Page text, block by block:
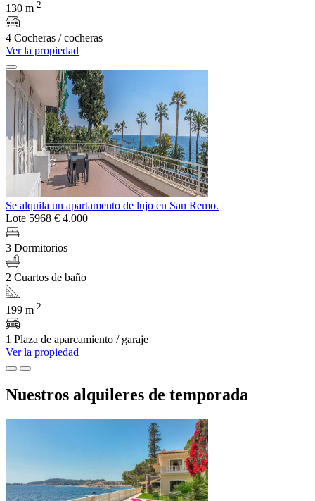
130 m 2
4 Cocheras / cocheras
Ver la propiedad
Se alquila un apartamento de lujo en San Remo.
Lote 5968 € 4.000
3 Dormitorios
2 Cuartos de baño
199 m 2
1 Plaza de aparcamiento / garaje
Ver la propiedad
Nuestros alquileres de temporada